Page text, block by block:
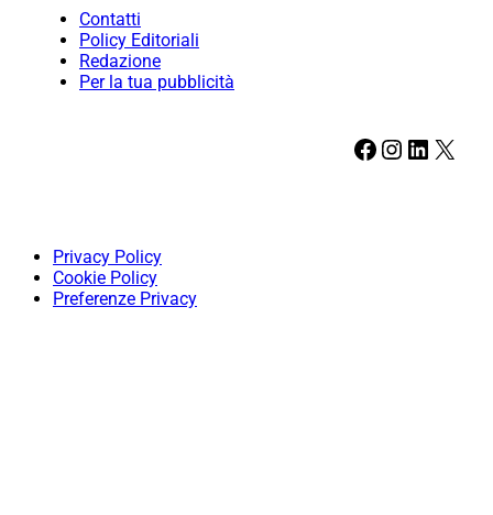
Contatti
Policy Editoriali
Redazione
Per la tua pubblicità
Facebook Instagram LinkedIn X
Privacy Policy
Cookie Policy
Preferenze Privacy